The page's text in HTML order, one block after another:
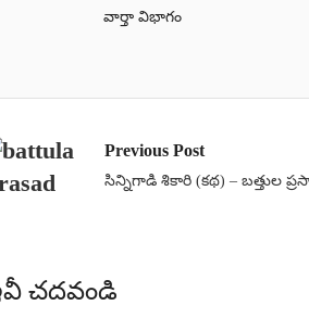
వార్తా విభాగం
Previous Post
సిన్నిగాడి శికారి (కథ) – బత్తుల
చదవండి